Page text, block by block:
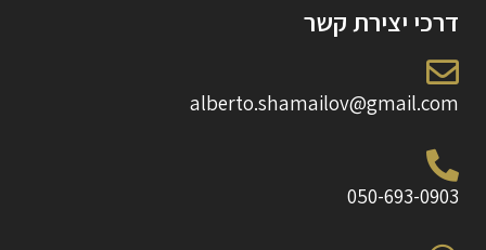
דרכי יצירת קשר
alberto.shamailov@gmail.com
050-693-0903